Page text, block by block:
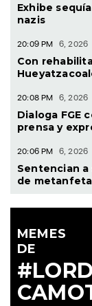
Exhibe
nazis
20:09 PM 6, 2026
Con
20:08 PM 6, 2026
Dialoga FGE
prensa y
20:06 PM 6, 2026
Sentencian
de
MEMES
DE
#LORD